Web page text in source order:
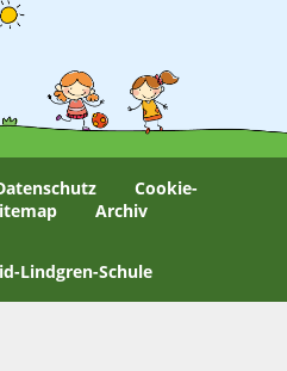
Lindgren-Schule
Cookie-
Archiv